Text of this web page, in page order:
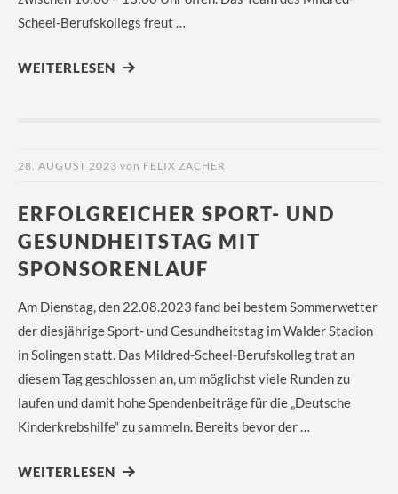
Scheel-Berufskollegs freut …
WEITERLESEN
28. AUGUST 2023 von FELIX ZACHER
ERFOLGREICHER SPORT- UND
GESUNDHEITSTAG MIT
SPONSORENLAUF
Am Dienstag, den 22.08.2023 fand bei bestem Sommerwetter
der diesjährige Sport- und Gesundheitstag im Walder Stadion
in Solingen statt. Das Mildred-Scheel-Berufskolleg trat an
diesem Tag geschlossen an, um möglichst viele Runden zu
laufen und damit hohe Spendenbeiträge für die „Deutsche
Kinderkrebshilfe“ zu sammeln. Bereits bevor der …
WEITERLESEN